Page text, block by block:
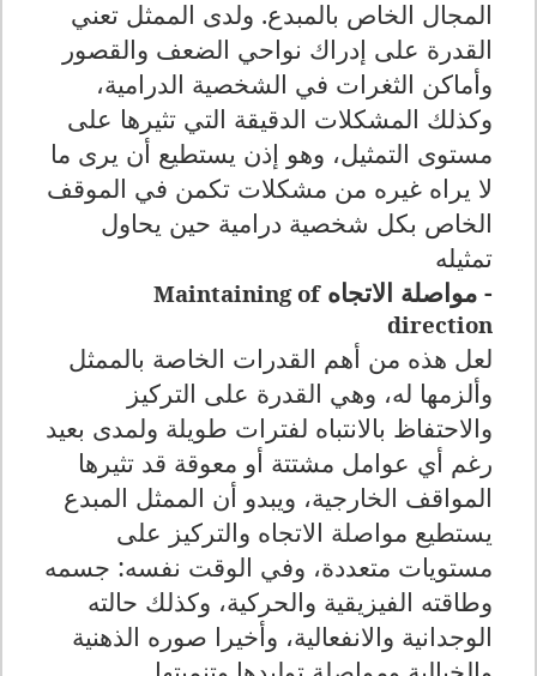
المجال الخاص بالمبدع. ولدى الممثل تعني
القدرة على إدراك نواحي الضعف والقصور
وأماكن الثغرات في الشخصية الدرامية،
وكذلك المشكلات الدقيقة التي تثيرها على
مستوى التمثيل، وهو إذن يستطيع أن يرى ما
لا يراه غيره من مشكلات تكمن في الموقف
الخاص بكل شخصية درامية حين يحاول
تمثيله
- مواصلة الاتجاهMaintaining of
direction
لعل هذه من أهم القدرات الخاصة بالممثل
وألزمها له، وهي القدرة على التركيز
والاحتفاظ بالانتباه لفترات طويلة ولمدى بعيد
رغم أي عوامل مشتتة أو معوقة قد تثيرها
المواقف الخارجية، ويبدو أن الممثل المبدع
يستطيع مواصلة الاتجاه والتركيز على
مستويات متعددة، وفي الوقت نفسه: جسمه
وطاقته الفيزيقية والحركية، وكذلك حالته
الوجدانية والانفعالية، وأخيرا صوره الذهنية